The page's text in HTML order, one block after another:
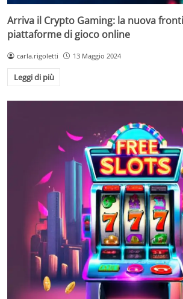
Arriva il Crypto Gaming: la nuova
piattaforme di gioco online
carla.rigoletti 13 Maggio 2024
Leggi di più